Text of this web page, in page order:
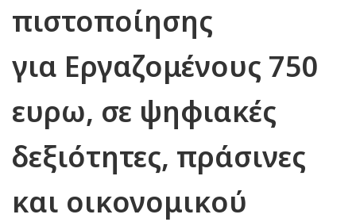
πιστοποίησης
για Εργαζομένους 750
ευρω, σε ψηφιακές
δεξιότητες, πράσινες
και οικονομικού